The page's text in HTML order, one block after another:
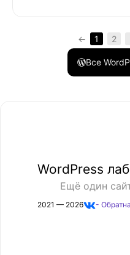
← 1 2
Все
WordPress
Ещё один
2021 — 2026 -